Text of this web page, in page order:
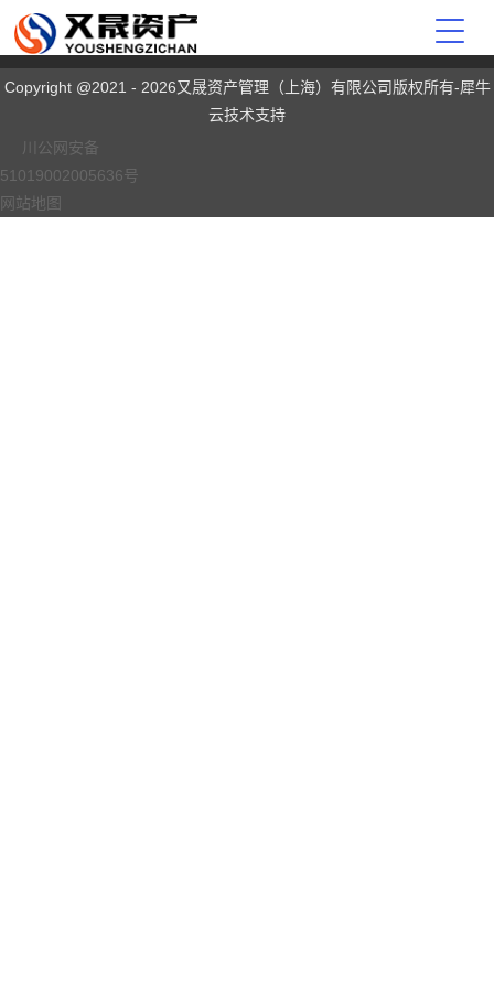
Copyright @2021 - 2026又晟资产管理（上海）有限公司版权所有-犀牛
云技术支持
川公网安备
51019002005636号
网站地图